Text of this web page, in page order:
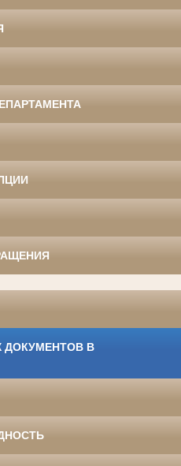
ДОКУМЕНТОВ В